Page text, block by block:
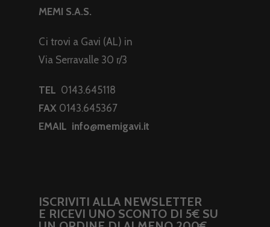
MEMI S.A.S.
Ci trovi a Gavi (AL) in
Via Serravalle 30 r/3
TEL 0143.645118
FAX 0143.645367
EMAIL info@memigavi.it
ISCRIVITI ALLA NEWSLETTER
E RICEVI UNO SCONTO DI 5€ SU